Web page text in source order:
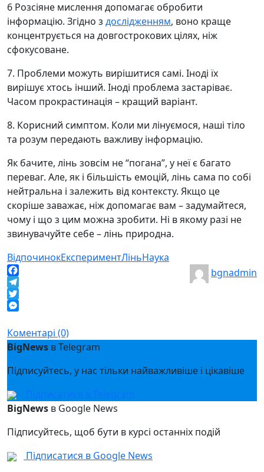
6 Розсіяне мислення допомагає обробити
інформацію. Згідно з дослідженням, воно краще
концентрується на довгострокових цілях, ніж
сфокусоване.
7. Проблеми можуть вирішитися самі. Іноді їх
вирішує хтось інший. Іноді проблема застаріває.
Часом прокрастинація – кращий варіант.
8. Корисний симптом. Коли ми лінуємося, наші тіло
та розум передають важливу інформацію.
Як бачите, лінь зовсім не “погана”, у неї є багато
переваг. Але, як і більшість емоцій, лінь сама по собі
нейтральна і залежить від контексту. Якщо це
скоріше заважає, ніж допомагає вам – задумайтеся,
чому і що з цим можна зробити. Ні в якому разі не
звинувачуйте себе – лінь природна.
ВідпочинокЕкспериментЛіньНаука
Facebook
Telegram
Twitter
bgnadmin
Коментарі (0)
BigNews в Telegram
Підписуйтесь, у нас тільки найважливіше і цікавіше
Підписатися в Telegram
BigNews в Google News
Підписуйтесь, щоб бути в курсі останніх подій
Підписатися в Google News